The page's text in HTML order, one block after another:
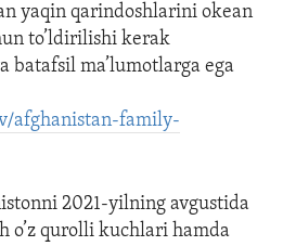
yaqin qarindoshlarini okean
to’ldirilishi kerak
batafsil ma’lumotlarga ega
afghanistan-family-
2021-yilning avgustida
o’z qurolli kuchlari hamda